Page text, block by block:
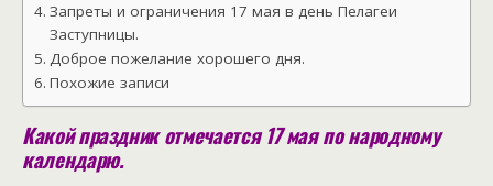
Запреты и ограничения 17 мая в день Пелагеи
Заступницы.
Доброе пожелание хорошего дня.
Похожие записи
Какой праздник отмечается 17 мая по народному
календарю.